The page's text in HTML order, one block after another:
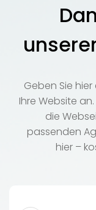
Geben Sie
Ihre Website
die
passenden
hier –